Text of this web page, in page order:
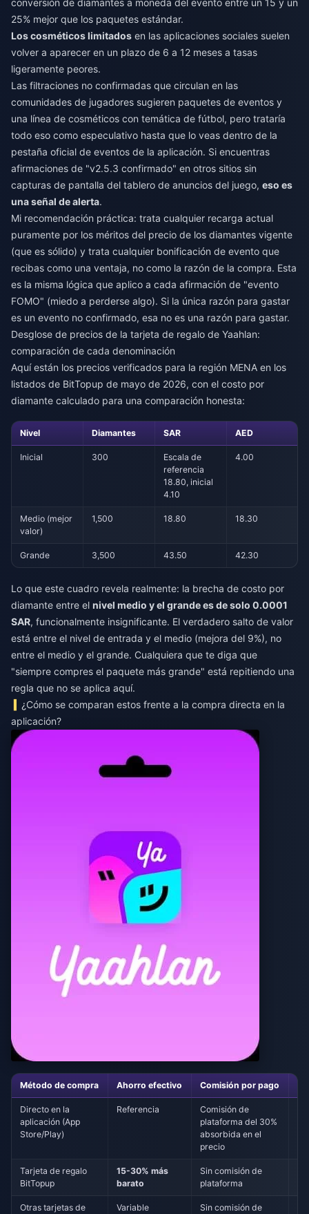
25% mejor que los paquetes estándar.
Los cosméticos limitados en las aplicaciones sociales suelen
volver a aparecer en un plazo de 6 a 12 meses a tasas
ligeramente peores.
Las filtraciones no confirmadas que circulan en las
comunidades de jugadores sugieren paquetes de eventos y
una línea de cosméticos con temática de fútbol, pero trataría
todo eso como especulativo hasta que lo veas dentro de la
pestaña oficial de eventos de la aplicación. Si encuentras
afirmaciones de "v2.5.3 confirmado" en otros sitios sin
capturas de pantalla del tablero de anuncios del juego, eso es
una señal de alerta.
Mi recomendación práctica: trata cualquier recarga actual
puramente por los méritos del precio de los diamantes vigente
(que es sólido) y trata cualquier bonificación de evento que
recibas como una ventaja, no como la razón de la compra. Esta
es la misma lógica que aplico a cada afirmación de "evento
FOMO" (miedo a perderse algo). Si la única razón para gastar
es un evento no confirmado, esa no es una razón para gastar.
Desglose de precios de la tarjeta de regalo de Yaahlan:
comparación de cada denominación
Aquí están los precios verificados para la región MENA en los
listados de BitTopup de mayo de 2026, con el costo por
diamante calculado para una comparación honesta:
Nivel Diamantes SAR AED
Inicial 300
Escala de
referencia
18.80, inicial
4.10
4.00
Medio (mejor
valor)
1,500 18.80 18.30
Grande 3,500 43.50 42.30
Lo que este cuadro revela realmente: la brecha de costo por
diamante entre el nivel medio y el grande es de solo 0.0001
SAR, funcionalmente insignificante. El verdadero salto de valor
está entre el nivel de entrada y el medio (mejora del 9%), no
entre el medio y el grande. Cualquiera que te diga que
"siempre compres el paquete más grande" está repitiendo una
regla que no se aplica aquí.
¿Cómo se comparan estos frente a la compra directa en la
aplicación?
Método de compra Ahorro efectivo Comisión por pago
Directo en la
aplicación (App
Store/Play)
Referencia
Comisión de
plataforma del 30%
absorbida en el
precio
Tarjeta de regalo
BitTopup
15-30% más
barato
Sin comisión de
plataforma
Otras tarjetas de
Variable
Sin comisión de